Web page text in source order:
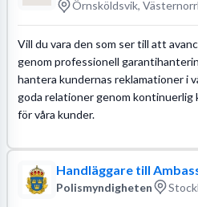
Örnsköldsvik,
Vill du vara den som ser till att
genom professionell
hantera kundernas reklamationer i
goda relationer genom
för våra kunder.
Handläggare till
Polismyndigheten